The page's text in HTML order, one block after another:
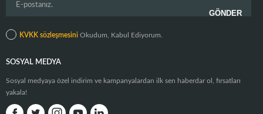
KVKK sözleşmesini Okudum, Kabul Ediyorum.
SOSYAL MEDYA
Sosyal medyaya özel indirim ve kampanyalardan ilk sen haberdar ol, fırsatları
yakala!